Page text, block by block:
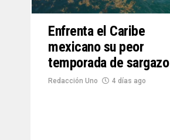
Enfrenta el Caribe
mexicano su peor
temporada de sargazo
Redacción Uno 4 días ago